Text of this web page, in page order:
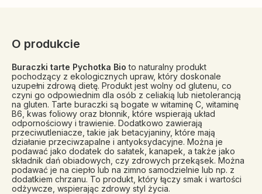
O produkcie
Buraczki tarte Pychotka Bio to naturalny produkt
pochodzący z ekologicznych upraw, który doskonale
uzupełni zdrową dietę. Produkt jest wolny od glutenu, co
czyni go odpowiednim dla osób z celiakią lub nietolerancją
na gluten. Tarte buraczki są bogate w witaminę C, witaminę
B6, kwas foliowy oraz błonnik, które wspierają układ
odpornościowy i trawienie. Dodatkowo zawierają
przeciwutleniacze, takie jak betacyjaniny, które mają
działanie przeciwzapalne i antyoksydacyjne. Można je
podawać jako dodatek do sałatek, kanapek, a także jako
składnik dań obiadowych, czy zdrowych przekąsek. Można
podawać je na ciepło lub na zimno samodzielnie lub np. z
dodatkiem chrzanu. To produkt, który łączy smak i wartości
odżywcze, wspierając zdrowy styl życia.